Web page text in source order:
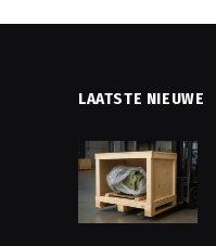
LAATSTE NIEUWE